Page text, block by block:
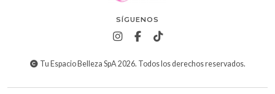
SÍGUENOS
Tu Espacio Belleza SpA 2026. Todos los derechos reservados.